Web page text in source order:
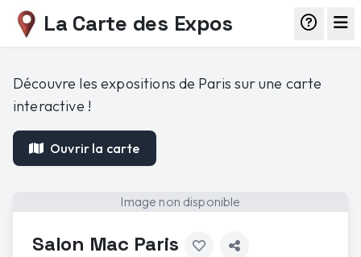
La Carte des Expos
Découvre les expositions de Paris sur une carte
interactive !
Ouvrir la carte
Image non disponible
Salon Mac Paris